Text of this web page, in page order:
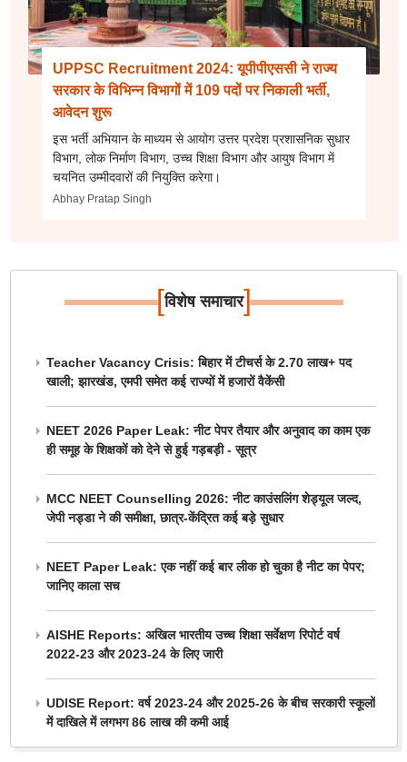
UPPSC Recruitment 2024: यूपीपीएससी ने राज्य
सरकार के विभिन्न विभागों में 109 पदों पर निकाली भर्ती,
आवेदन शुरू
इस भर्ती अभियान के माध्यम से आयोग उत्तर प्रदेश प्रशासनिक सुधार
विभाग, लोक निर्माण विभाग, उच्च शिक्षा विभाग और आयुष विभाग में
चयनित उम्मीदवारों की नियुक्ति करेगा।
Abhay Pratap Singh
[विशेष समाचार]
Teacher Vacancy Crisis: बिहार में टीचर्स के 2.70 लाख+ पद
खाली; झारखंड, एमपी समेत कई राज्यों में हजारों वैकेंसी
NEET 2026 Paper Leak: नीट पेपर तैयार और अनुवाद का काम एक
ही समूह के शिक्षकों को देने से हुई गड़बड़ी - सूत्र
MCC NEET Counselling 2026: नीट काउंसलिंग शेड्यूल जल्द,
जेपी नड्डा ने की समीक्षा, छात्र-केंद्रित कई बड़े सुधार
NEET Paper Leak: एक नहीं कई बार लीक हो चुका है नीट का पेपर;
जानिए काला सच
AISHE Reports: अखिल भारतीय उच्च शिक्षा सर्वेक्षण रिपोर्ट वर्ष
2022-23 और 2023-24 के लिए जारी
UDISE Report: वर्ष 2023-24 और 2025-26 के बीच सरकारी स्कूलों
में दाखिले में लगभग 86 लाख की कमी आई